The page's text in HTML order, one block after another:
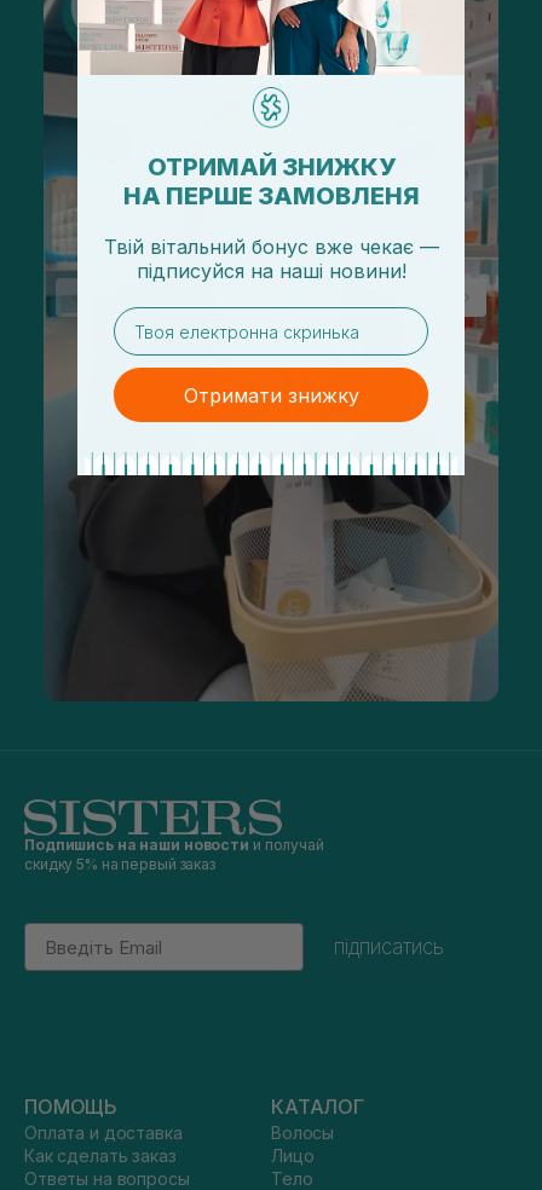
Подпишись на наши новости и получай
скидку 5% на первый заказ
Email
підписатись
ПОМОЩЬ
Оплата и доставка
Как сделать заказ
Ответы на вопросы
КАТАЛОГ
Волосы
Лицо
Тело
ОТРИМАЙ ЗНИЖКУ
НА ПЕРШЕ ЗАМОВЛЕНЯ
Твій вітальний бонус вже чекає —
підписуйся на наші новини!
email
Отримати знижку